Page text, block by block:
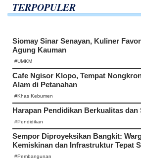
TERPOPULER
Siomay Sinar Senayan, Kuliner
Agung Kauman
#UMKM
Cafe Ngisor Klopo, Tempat
Alam di Petanahan
#Khas Kebumen
Harapan Pendidikan Berkualitas dan
#Pendidikan
Sempor Diproyeksikan Bangkit:
Kemiskinan dan Infrastruktur Tepat
#Pembangunan